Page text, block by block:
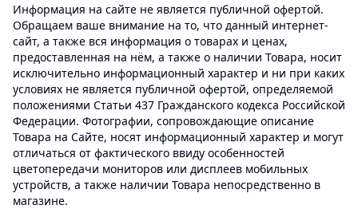
Информация на сайте не является публичной офертой.
Обращаем ваше внимание на то, что данный интернет-
сайт, а также вся информация о товарах и ценах,
предоставленная на нём, а также о наличии Товара, носит
исключительно информационный характер и ни при каких
условиях не является публичной офертой, определяемой
положениями Статьи 437 Гражданского кодекса Российской
Федерации. Фотографии, сопровождающие описание
Товара на Сайте, носят информационный характер и могут
отличаться от фактического ввиду особенностей
цветопередачи мониторов или дисплеев мобильных
устройств, а также наличии Товара непосредственно в
магазине.